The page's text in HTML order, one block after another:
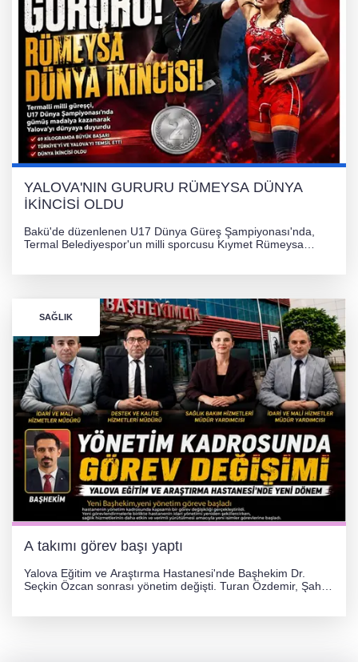
YALOVA'NIN GURURU RÜMEYSA DÜNYA
İKİNCİSİ OLDU
Bakü'de düzenlenen U17 Dünya Güreş Şampiyonası'nda,
Termal Belediyespor'un milli sporcusu Kıymet Rümeysa
SAĞLIK
A takımı görev başı yaptı
Yalova Eğitim ve Araştırma Hastanesi'nde Başhekim Dr.
Seçkin Özcan sonrası yönetim değişti. Turan Özdemir, Şahin